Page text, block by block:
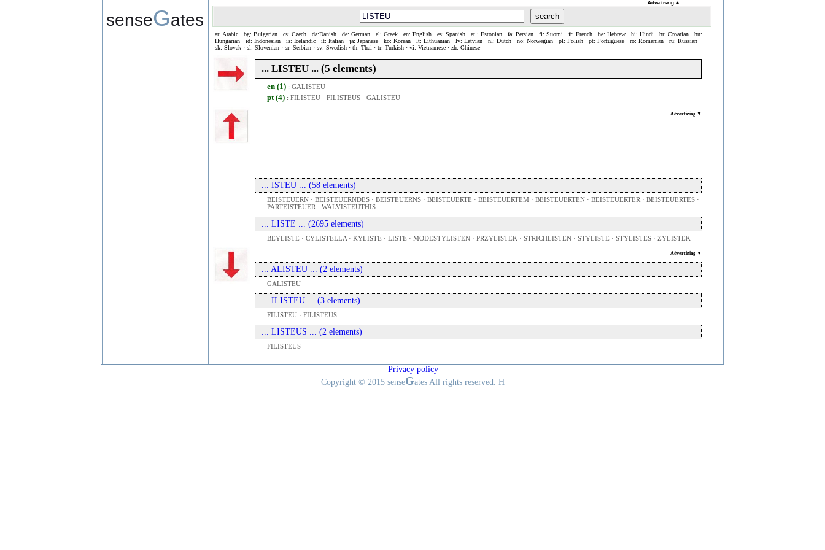
senseGates
Advertising ▲
search
ar: Arabic · bg: Bulgarian · cs: Czech · da:Danish · de: German · el: Greek · en: English · es: Spanish · et : Estonian · fa: Persian · fi: Suomi · fr: French · he: Hebrew · hi: Hindi · hr: Croatian · hu:
Hungarian · id: Indonesian · is: Icelandic · it: Italian · ja: Japanese · ko: Korean · lt: Lithuanian · lv: Latvian · nl: Dutch · no: Norwegian · pl: Polish · pt: Portuguese · ro: Romanian · ru: Russian ·
sk: Slovak · sl: Slovenian · sr: Serbian · sv: Swedish · th: Thai · tr: Turkish · vi: Vietnamese · zh: Chinese
... LISTEU ... (5 elements)
en (1) : GALISTEU
pt (4) : FILISTEU · FILISTEUS · GALISTEU
Advertizing ▼
... ISTEU ... (58 elements)
BEISTEUERN · BEISTEUERNDES · BEISTEUERNS · BEISTEUERTE · BEISTEUERTEM · BEISTEUERTEN · BEISTEUERTER · BEISTEUERTES ·
PARTEISTEUER · WALVISTEUTHIS
... LISTE ... (2695 elements)
BEYLISTE · CYLISTELLA · KYLISTE · LISTE · MODESTYLISTEN · PRZYLISTEK · STRICHLISTEN · STYLISTE · STYLISTES · ZYLISTEK
Advertizing ▼
... ALISTEU ... (2 elements)
GALISTEU
... ILISTEU ... (3 elements)
FILISTEU · FILISTEUS
... LISTEUS ... (2 elements)
FILISTEUS
Privacy policy
Copyright © 2015 senseGates All rights reserved. H